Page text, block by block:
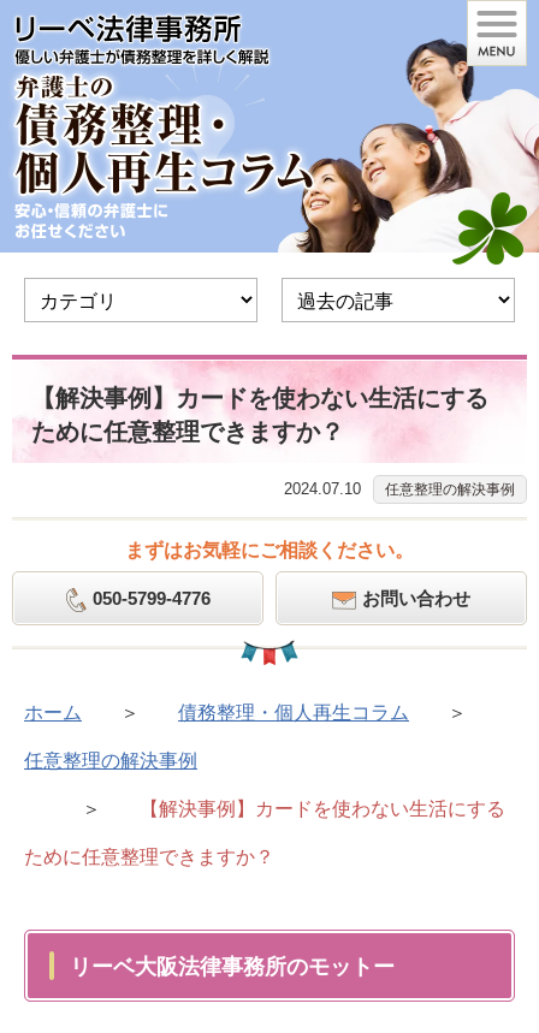
【解決事例】カードを使わない生活にする
ために任意整理できますか？
2024.07.10 任意整理の解決事例
まずはお気軽にご相談ください。
050-5799-4776 お問い合わせ
ホーム ＞ 債務整理・個人再生コラム ＞
任意整理の解決事例
＞ 【解決事例】カードを使わない生活にする
ために任意整理できますか？
リーベ大阪法律事務所のモットー